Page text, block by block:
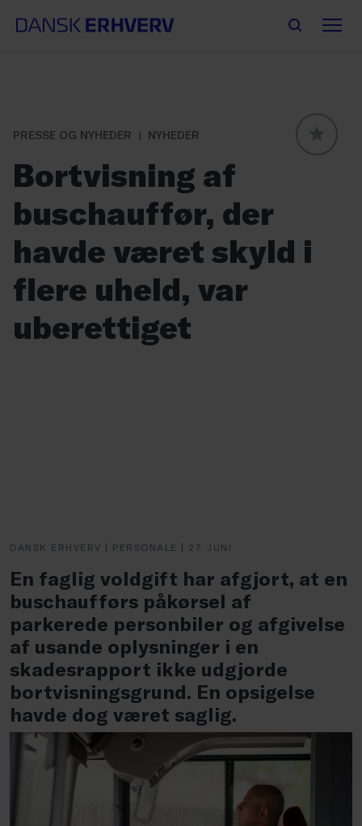
PRESSE OG NYHEDER
NYHEDER
Bortvisning af
buschauffør, der
havde været skyld i
flere uheld, var
uberettiget
DANSK ERHVERV | PERSONALE | 27. JUNI
En faglig voldgift har afgjort, at en
buschaufførs påkørsel af
parkerede personbiler og afgivelse
af usande oplysninger i en
skadesrapport ikke udgjorde
bortvisningsgrund. En opsigelse
havde dog været saglig.